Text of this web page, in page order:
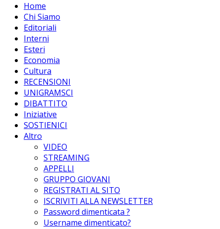
Home
Chi Siamo
Editoriali
Interni
Esteri
Economia
Cultura
RECENSIONI
UNIGRAMSCI
DIBATTITO
Iniziative
SOSTIENICI
Altro
VIDEO
STREAMING
APPELLI
GRUPPO GIOVANI
REGISTRATI AL SITO
ISCRIVITI ALLA NEWSLETTER
Password dimenticata ?
Username dimenticato?